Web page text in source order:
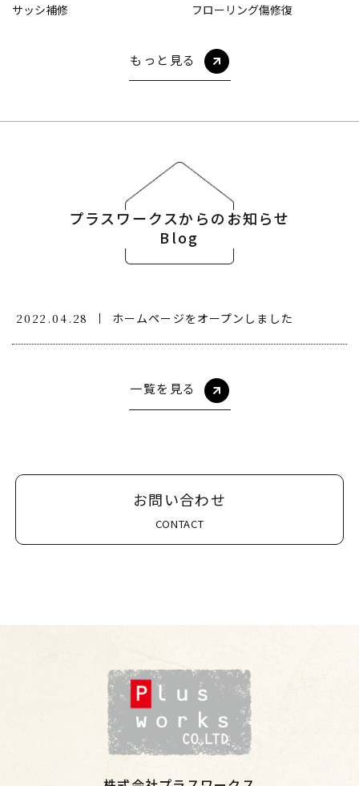
サッシ補修 フローリング傷修復
もっと見る
プラスワークスからのお知らせ
Blog
2022.04.28 ホームページをオープンしました
一覧を見る
お問い合わせ
CONTACT